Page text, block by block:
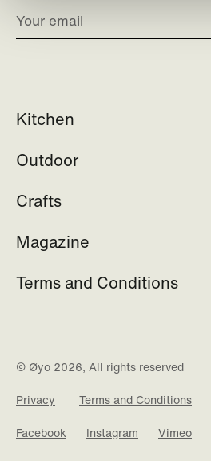
Kitchen
Outdoor
Crafts
Magazine
Terms and Conditions
© Øyo 2026, All rights reserved
Privacy
Terms and Conditions
Facebook
Instagram Vimeo